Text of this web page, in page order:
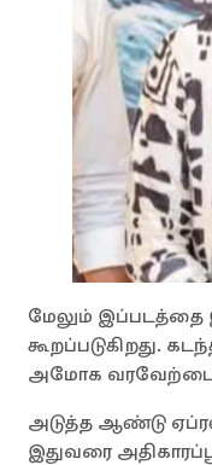
மேலும் இப்படத்தை
கூறப்படுகிறது.
அமோக வரவேற்பை
அடுத்த ஆண்டு
இதுவரை